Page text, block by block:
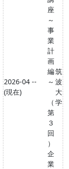
2026-04 --
(現在)
座
～
事
業
計
画
編
～
（
第
３
回
）
企
業
筑
波
大
学